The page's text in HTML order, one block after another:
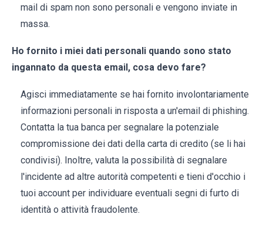
mail di spam non sono personali e vengono inviate in
massa.
Ho fornito i miei dati personali quando sono stato
ingannato da questa email, cosa devo fare?
Agisci immediatamente se hai fornito involontariamente
informazioni personali in risposta a un'email di phishing.
Contatta la tua banca per segnalare la potenziale
compromissione dei dati della carta di credito (se li hai
condivisi). Inoltre, valuta la possibilità di segnalare
l'incidente ad altre autorità competenti e tieni d'occhio i
tuoi account per individuare eventuali segni di furto di
identità o attività fraudolente.